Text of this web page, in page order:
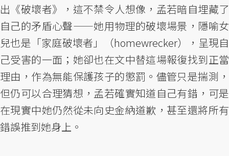
出《破壞者》，這不禁令人想像，孟若暗自埋藏了
自己的矛盾心聲——她用物理的破壞場景，隱喻女
兒也是「家庭破壞者」（homewrecker），呈現自
己受害的一面；她卻也在文中替這場報復找到正當
理由，作為無能保護孩子的懲罰。儘管只是揣測，
但仍可以合理猜想，孟若確實知道自己有錯，可是
在現實中她仍然從未向史金納道歉，甚至還將所有
錯誤推到她身上。